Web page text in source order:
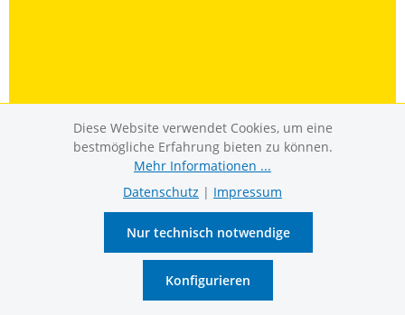
Diese Website verwendet Cookies, um eine
bestmögliche Erfahrung bieten zu können.
Mehr Informationen ...
Datenschutz | Impressum
Nur technisch notwendige
Konfigurieren